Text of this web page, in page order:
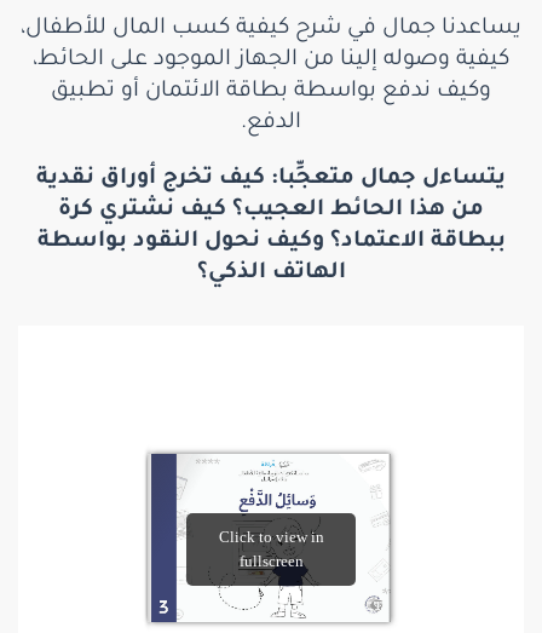
يساعدنا جمال في شرح كيفية كسب المال للأطفال،
كيفية وصوله إلينا من الجهاز الموجود على الحائط،
وكيف ندفع بواسطة بطاقة الائتمان أو تطبيق
الدفع.
يتساءل جمال متعجِّبا: كيف تخرج أوراق نقدية
من هذا الحائط العجيب؟ كيف نشتري كرة
ببطاقة الاعتماد؟ وكيف نحول النقود بواسطة
الهاتف الذكي؟